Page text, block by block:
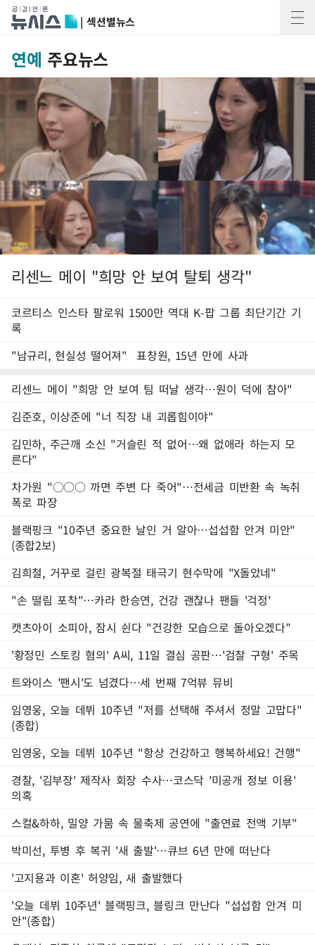
| 섹션별뉴스
연예 주요뉴스
리센느 메이 "희망 안 보여 탈퇴 생각"
코르티스 인스타 팔로워 1500만 역대 K-팝 그룹 최단기간 기
록
"남규리, 현실성 떨어져" 표창원, 15년 만에 사과
리센느 메이 "희망 안 보여 팀 떠날 생각…원이 덕에 참아"
김준호, 이상준에 "너 직장 내 괴롭힘이야"
김민하, 주근깨 소신 "거슬린 적 없어…왜 없애라 하는지 모
른다"
차가원 "○○○ 까면 주변 다 죽어"…전세금 미반환 속 녹취
폭로 파장
블랙핑크 "10주년 중요한 날인 거 알아…섭섭함 안겨 미안"
(종합2보)
김희철, 거꾸로 걸린 광복절 태극기 현수막에 "X돌았네"
"손 떨림 포착"…카라 한승연, 건강 괜찮나 팬들 '걱정'
캣츠아이 소피아, 잠시 쉰다 "건강한 모습으로 돌아오겠다"
'황정민 스토킹 혐의' A씨, 11일 결심 공판…'검찰 구형' 주목
트와이스 '팬시'도 넘겼다…세 번째 7억뷰 뮤비
임영웅, 오늘 데뷔 10주년 "저를 선택해 주셔서 정말 고맙다"
(종합)
임영웅, 오늘 데뷔 10주년 "항상 건강하고 행복하세요! 건행"
경찰, '김부장' 제작사 회장 수사…코스닥 '미공개 정보 이용'
의혹
스컬&하하, 밀양 가뭄 속 물축제 공연에 "출연료 전액 기부"
박미선, 투병 후 복귀 '새 출발'…큐브 6년 만에 떠난다
'고지용과 이혼' 허양임, 새 출발했다
'오늘 데뷔 10주년' 블랙핑크, 블링크 만난다 "섭섭함 안겨 미
안"(종합)